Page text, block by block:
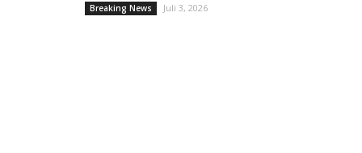
Breaking News Juli 3, 2026